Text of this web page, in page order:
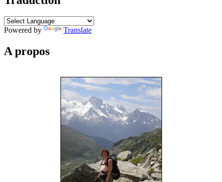
Powered by Translate
A propos